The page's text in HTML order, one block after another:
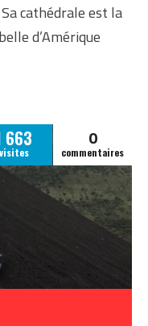
cathédrale est la
d’Amérique
663
visites
0
commentaires